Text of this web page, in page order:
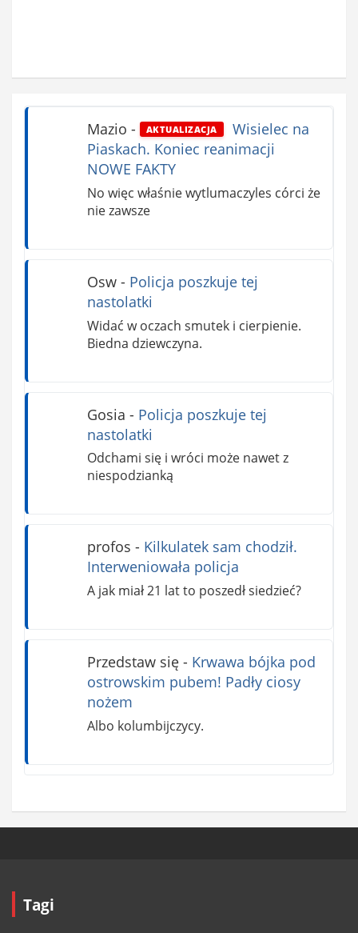
Mazio - AKTUALIZACJA
Wisielec na
Piaskach. Koniec reanimacji
NOWE FAKTY
No więc właśnie wytlumaczyles córci że
nie zawsze
Osw- Policja poszkuje tej
nastolatki
Widać w oczach smutek i cierpienie.
Biedna dziewczyna.
Gosia - Policja poszkuje tej
nastolatki
Odchami się i wróci może nawet z
niespodzianką
profos - Kilkulatek sam chodził.
Interweniowała policja
A jak miał 21 lat to poszedł siedzieć?
Przedstaw się- Krwawa bójka pod
ostrowskim pubem! Padły ciosy
nożem
Albo kolumbijczycy.
Tagi